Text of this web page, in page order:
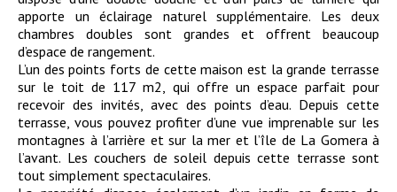
apporte un éclairage naturel supplémentaire. Les deux
chambres doubles sont grandes et offrent beaucoup
d’espace de rangement.
L’un des points forts de cette maison est la grande terrasse
sur le toit de 117 m2, qui offre un espace parfait pour
recevoir des invités, avec des points d’eau. Depuis cette
terrasse, vous pouvez profiter d’une vue imprenable sur les
montagnes à l’arrière et sur la mer et l’île de La Gomera à
l’avant. Les couchers de soleil depuis cette terrasse sont
tout simplement spectaculaires.